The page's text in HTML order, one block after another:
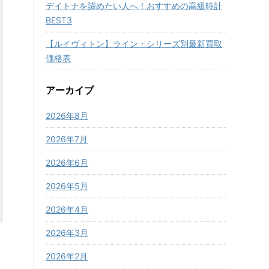
デイトナを諦めたい人へ！おすすめの高級時計
BEST3
【ルイヴィトン】ライン・シリーズ別最新買取
価格表
アーカイブ
2026年8月
2026年7月
2026年6月
2026年5月
2026年4月
2026年3月
2026年2月